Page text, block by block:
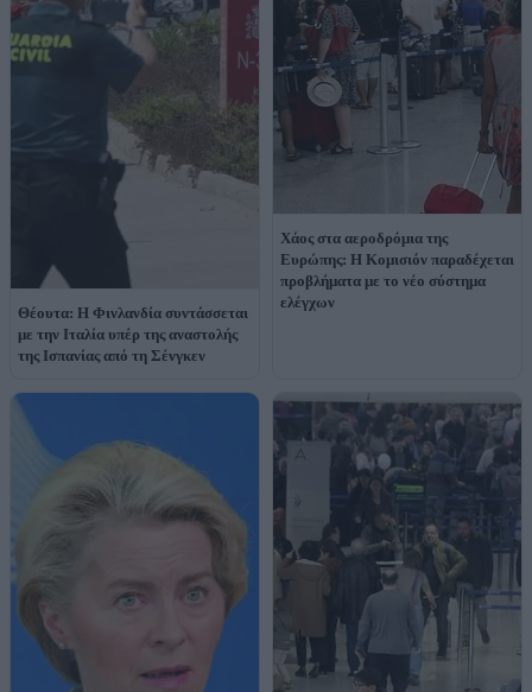
Θέουτα: Η Φινλανδία συντάσσεται
με την Ιταλία υπέρ της αναστολής
της Ισπανίας από τη Σένγκεν
Χάος στα αεροδρόμια της
Ευρώπης: Η Κομισιόν παραδέχεται
προβλήματα με το νέο σύστημα
ελέγχων